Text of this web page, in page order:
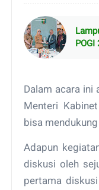
POGI
Dalam acara ini
Menteri
bisa
Adapun
diskusi oleh
pertama